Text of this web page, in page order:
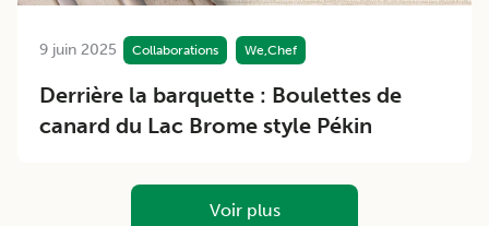
9 juin 2025 Collaborations We,Chef
Derrière la barquette : Boulettes de
canard du Lac Brome style Pékin
Voir plus